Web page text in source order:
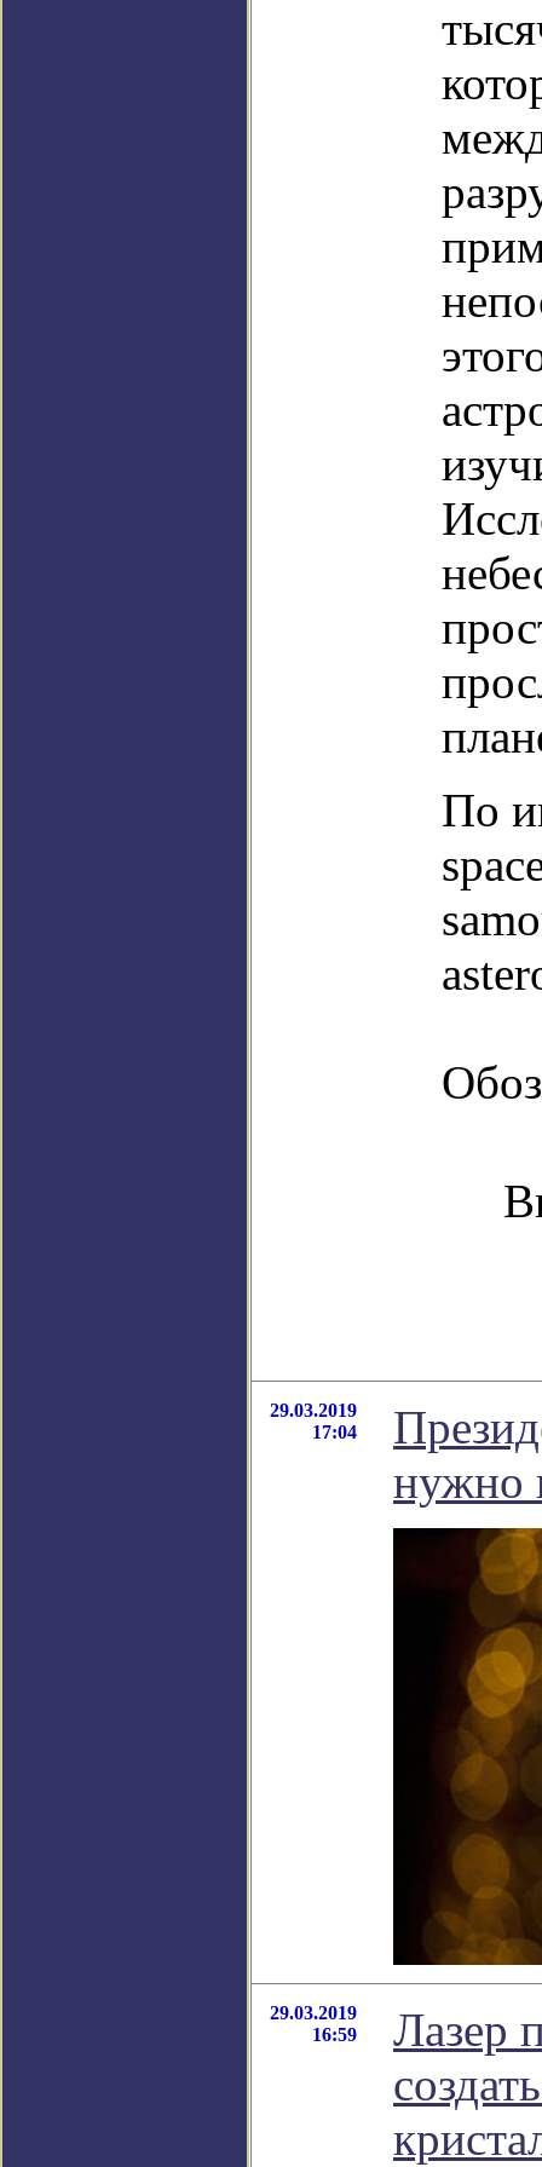
По
29.03.2019
17:04
нужно
29.03.2019
16:59
Лазер